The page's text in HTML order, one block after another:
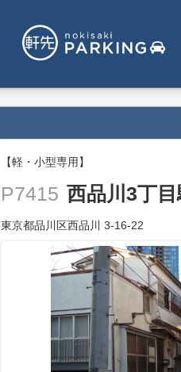
【軽・小型専用】
P7415 西品川3丁
東京都品川区西品川 3-16-22